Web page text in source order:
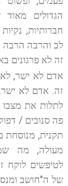
הגדולים
חברותיות,
לב והרבה הרבה
זה לא פרגונים
אדם לא ישר, לא
זה. אדם לא
לתלות את
פה סנובים /
תקנית, מנוסחת
מעולה, מה
לטיפשים לוקח
של ה"חושב